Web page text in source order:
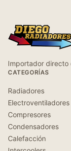
Importador directo
CATEGORÍAS
Radiadores
Electroventiladores
Compresores
Condensadores
Calefacción